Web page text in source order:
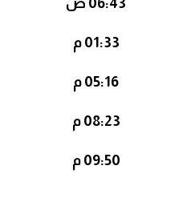
06:43 ص
01:33 م
05:16 م
08:23 م
09:50 م